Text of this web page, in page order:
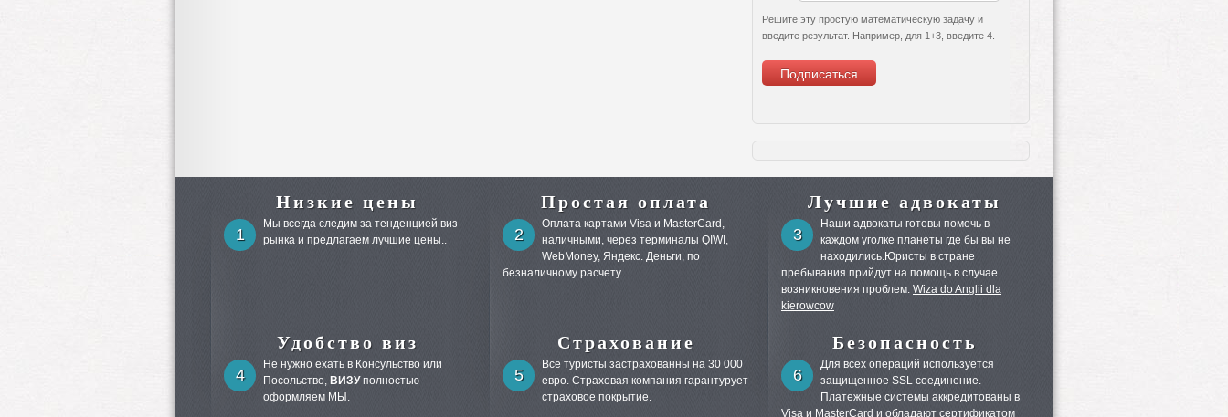
Решите эту простую математическую задачу и
введите результат. Например, для 1+3, введите 4.
Низкие цены
1
Мы всегда следим за тенденцией виз -
рынка и предлагаем лучшие цены..
Простая оплата
2
Оплата картами Visa и MasterCard,
наличными, через терминалы QIWI,
WebMoney, Яндекс. Деньги, по
безналичному расчету.
Лучшие адвокаты
3
Наши адвокаты готовы помочь в
каждом уголке планеты где бы вы не
находились.Юристы в стране
пребывания прийдут на помощь в случае
возникновения проблем. Wiza do Anglii dla
kierowcow
Удобство виз
4
Не нужно ехать в Консульство или
Посольство, ВИЗУполностью
оформляем МЫ.
Страхование
5
Все туристы застрахованны на 30 000
евро. Страховая компания гарантурует
страховое покрытие.
Безопасность
6
Для всех операций используется
защищенное SSL соединение.
Платежные системы аккредитованы в
Visa и MasterCard и обладают сертификатом